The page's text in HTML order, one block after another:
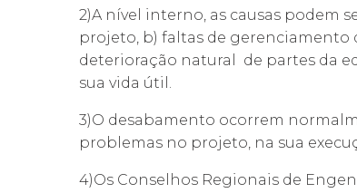
2)A nível interno, as causas podem
projeto, b) faltas de gerenciamento
deterioração natural de partes da
sua vida útil.
3)O desabamento ocorrem
problemas no projeto, na sua
4)Os Conselhos Regionais de